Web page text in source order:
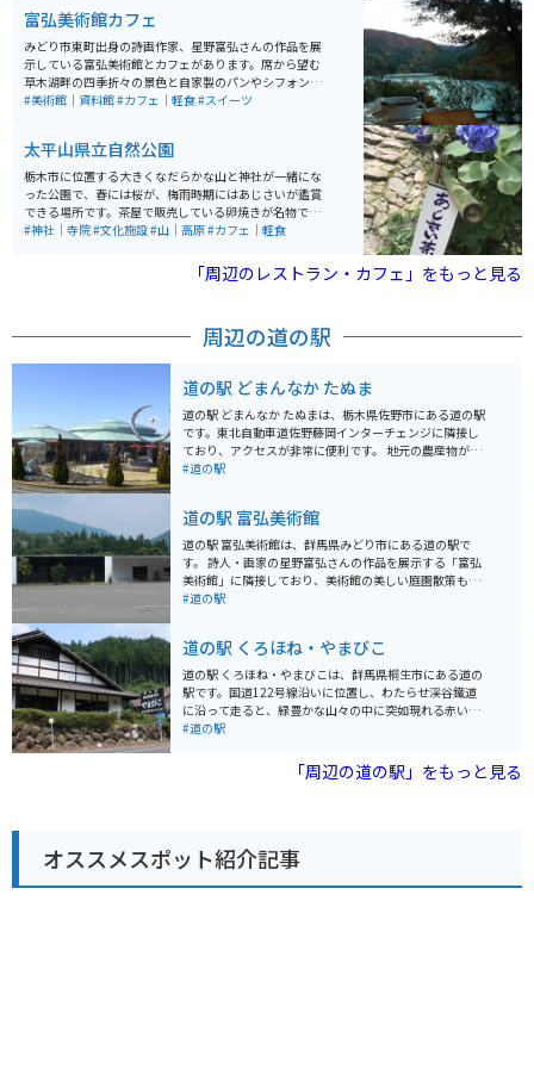
富弘美術館カフェ
みどり市東町出身の詩画作家、星野富弘さんの作品を展
示している富弘美術館とカフェがあります。席から望む
草木湖畔の四季折々の景色と自家製のパンやシフォンケ
ーキを一緒に楽しむことができます。地産の卵を使った
#美術館｜資料館#カフェ｜軽食#スイーツ
太平山県立自然公園
栃木市に位置する大きくなだらかな山と神社が一緒にな
った公園で、春には桜が、梅雨時期にはあじさいが鑑賞
できる場所です。茶屋で販売している卵焼きが名物で、
きれいな景色を楽しみながらいただけます。
#神社｜寺院#文化施設#山｜高原#カフェ｜軽食
「周辺のレストラン・カフェ」をもっと見る
周辺の道の駅
道の駅 どまんなか たぬま
道の駅 どまんなか たぬまは、栃木県佐野市にある道の駅
です。東北自動車道佐野藤岡インターチェンジに隣接し
ており、アクセスが非常に便利です。 地元の農産物が購
入できる直売所や、佐野ラーメンやいもフライなど地元
集まります。駐車場も広く、休憩 facilities も充実してい
るので、ツーリングの拠点としてもおすすめです。 周辺
には、佐野プレミアム・アウトレットやあしかがフラワ
ーパークなど、観光スポットも充実しています。また、
少し足を延ばせば、世界遺産の日光東照宮にもアクセス
#道の駅
道の駅 富弘美術館
道の駅 富弘美術館は、群馬県みどり市にある道の駅で
す。 詩人・画家の星野富弘さんの作品を展示する「富弘
美術館」に隣接しており、美術館の美しい庭園散策も楽
しめます。 館内には、地元の新鮮な農産物を販売する直
車場にバイク専用の駐車スペースがあります。 周辺に
は、草木ダムやわたらせ渓谷鐵道など、自然豊かな観光
スポットが多く点在しているので、ツーリングの拠点と
しても最適です。 地元の名産品としては、こんにゃくや
麦きりなどの麺類、ゆばなどが有名です。 また、道の駅
#道の駅
道の駅 くろほね・やまびこ
道の駅 くろほね・やまびこは、群馬県桐生市にある道の
駅です。国道122号線沿いに位置し、わたらせ渓谷鐵道
に沿って走ると、緑豊かな山々の中に突如現れる赤い屋
根が目印です。 地元の農産物直売所では、新鮮な野菜や
が手塩にかけて育てた新鮮野菜は人気です。 食事処で
は、地元産の食材をふんだんに使った料理を楽しむこと
周辺は自然豊かなエリアで、わたらせ渓谷鐵道を眺めな
がらのツーリングもおすすめです。 道の駅 くろほね・や
まびこは、地元の魅力が詰まった道の駅です。ドライブ
#道の駅
「周辺の道の駅」をもっと見る
オススメスポット紹介記事